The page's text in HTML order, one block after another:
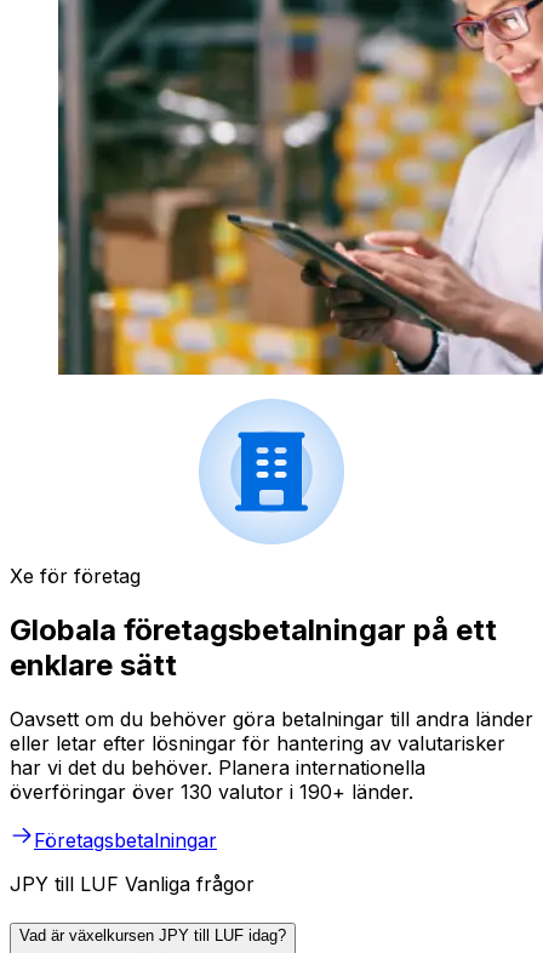
Xe för företag
Globala företagsbetalningar på ett
enklare sätt
Oavsett om du behöver göra betalningar till andra länder
eller letar efter lösningar för hantering av valutarisker
har vi det du behöver. Planera internationella
överföringar över 130 valutor i 190+ länder.
Företagsbetalningar
JPY till LUF Vanliga frågor
Vad är växelkursen JPY till LUF idag?